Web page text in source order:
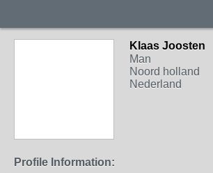
Klaas Joosten
Man
Noord holland
Nederland
Profile Information: